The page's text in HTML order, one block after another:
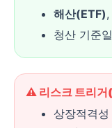
해산(ETF)
청산 기준
⚠️ 리스크 트리거
상장적격